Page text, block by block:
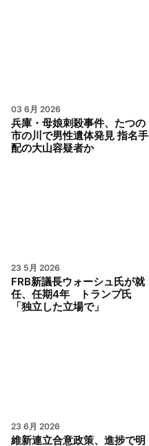
03 6月 2026
兵庫・母娘刺殺事件、たつの
市の川で男性遺体発見 指名手
配の大山容疑者か
23 5月 2026
FRB新議長ウォーシュ氏が就
任、任期4年 トランプ氏
「独立した立場で」
23 6月 2026
維新連立合意政策、進捗で明